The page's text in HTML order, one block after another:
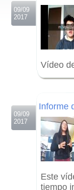
09/09
2017
Vídeo
09/09
2017
Informe
Este
tiempo